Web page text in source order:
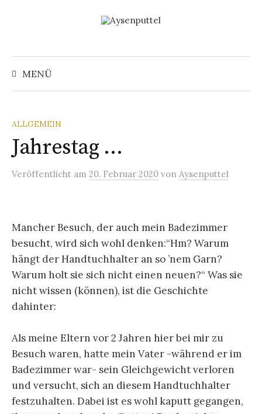
MENÜ
Suchen
ALLGEMEIN
Jahrestag …
Veröffentlicht am 20. Februar 2020 von Aysenputtel
Mancher Besuch, der auch mein Badezimmer
besucht, wird sich wohl denken:“Hm? Warum
hängt der Handtuchhalter an so ’nem Garn?
Warum holt sie sich nicht einen neuen?“ Was sie
nicht wissen (können), ist die Geschichte
dahinter:
Als meine Eltern vor 2 Jahren hier bei mir zu
Besuch waren, hatte mein Vater -während er im
Badezimmer war- sein Gleichgewicht verloren
und versucht, sich an diesem Handtuchhalter
festzuhalten. Dabei ist es wohl kaputt gegangen,